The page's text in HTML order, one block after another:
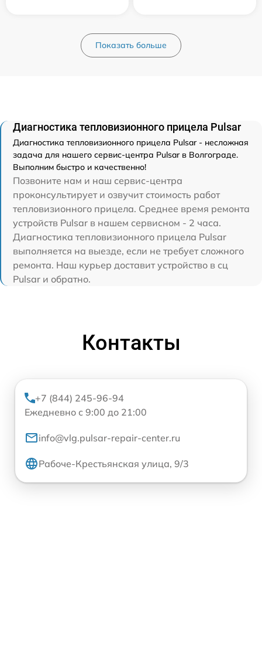
Показать больше
Диагностика тепловизионного прицела Pulsar
Диагностика тепловизионного прицела Pulsar - несложная
задача для нашего сервис-центра Pulsar в Волгограде.
Выполним быстро и качественно!
Позвоните нам и наш сервис-центра
проконсультирует и озвучит стоимость работ
тепловизионного прицела. Среднее время ремонта
устройств Pulsar в нашем сервисном - 2 часа.
Диагностика тепловизионного прицела Pulsar
выполняется на выезде, если не требует сложного
ремонта. Наш курьер доставит устройство в сц
Pulsar и обратно.
Контакты
+7 (844) 245-96-94
Ежедневно с 9:00 до 21:00
info@vlg.pulsar-repair-center.ru
Рабоче-Крестьянская улица, 9/3